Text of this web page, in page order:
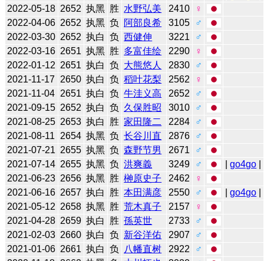
2022-05-18 2652 执黑 胜 水野弘美 2410
♀
2022-04-06 2652 执黑 负 阿部良希 3105
♂
2022-03-30 2652 执白 负 西健伸 3221
♂
2022-03-16 2651 执黑 胜 多富佳绘 2290
♀
2022-01-12 2651 执白 负 大熊悠人 2830
♂
2021-11-17
2650 执白 负 稻叶花梨 2562
♀
2021-11-04 2651 执白 负 牛洼义高 2652
♂
2021-09-15 2652 执白 负 久保胜昭 3010
♂
2021-08-25 2653 执白 胜 家田隆二 2284
♂
2021-08-11
2654 执黑 负 长谷川直 2876
♂
2021-07-21 2655 执黑 负 森野节男 2671
♂
2021-07-14 2655 执黑 负 洪爽義 3249 ♂ |go4go
2021-06-23 2656 执黑 胜 榊原史子 2462
♀
2021-06-16 2657 执白 胜 本田满彦 2550 ♂ |go4go
2021-05-12 2658 执黑 胜 荒木真子 2157
♀
2021-04-28 2659 执白 胜 孫英世 2733
♂
2021-02-03 2660 执白 负 新谷洋佑 2907
♂
2021-01-06 2661 执白 负 八幡直树 2922
♂